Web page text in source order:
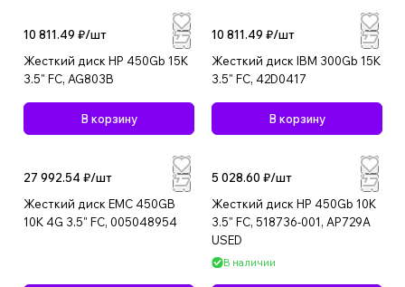
10 811.49 ₽/шт
Жесткий диск HP 450Gb 15K
3.5" FC, AG803B
В корзину
10 811.49 ₽/шт
Жесткий диск IBM 300Gb 15K
3.5" FC, 42D0417
В корзину
27 992.54 ₽/шт
Жесткий диск EMC 450GB
10K 4G 3.5" FC, 005048954
5 028.60 ₽/шт
Жесткий диск HP 450Gb 10K
3.5" FC, 518736-001, AP729A
USED
В наличии